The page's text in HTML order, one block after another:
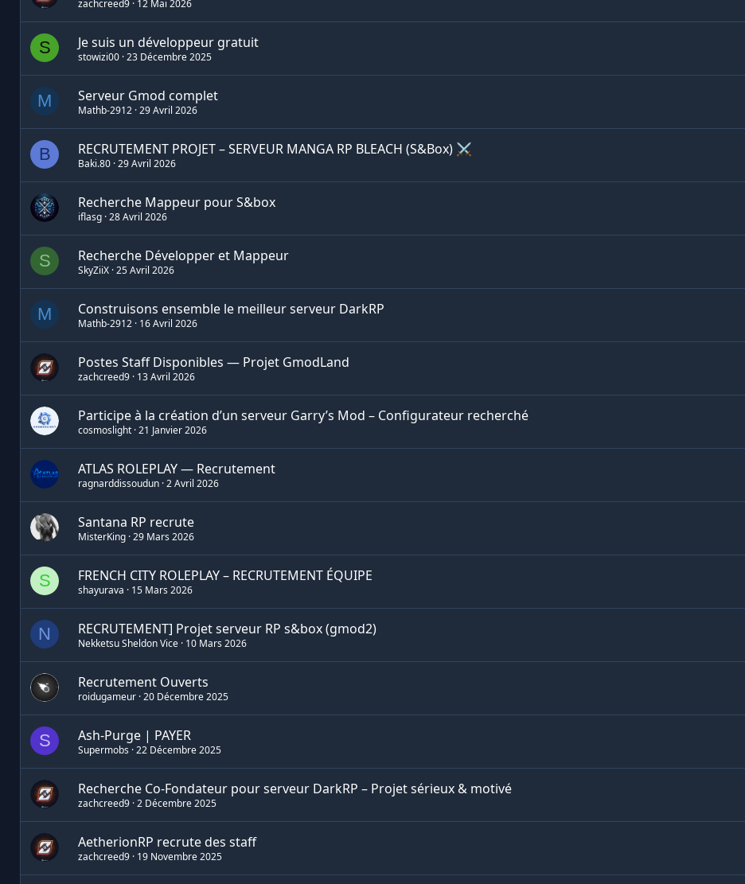
zachcreed9 12 Mai 2026
S Je suis un développeur gratuit
stowizi00 23 Décembre 2025
M Serveur Gmod complet
Mathb-2912 29 Avril 2026
B RECRUTEMENT PROJET – SERVEUR MANGA RP BLEACH (S&Box) ⚔️
Baki.80 29 Avril 2026
Recherche Mappeur pour S&box
iflasg 28 Avril 2026
S Recherche Développer et Mappeur
SkyZiiX 25 Avril 2026
M Construisons ensemble le meilleur serveur DarkRP
Mathb-2912 16 Avril 2026
Postes Staff Disponibles — Projet GmodLand
zachcreed9 13 Avril 2026
Participe à la création d’un serveur Garry’s Mod – Configurateur recherché
cosmoslight 21 Janvier 2026
ATLAS ROLEPLAY — Recrutement
ragnarddissoudun 2 Avril 2026
Santana RP recrute
MisterKing 29 Mars 2026
S FRENCH CITY ROLEPLAY – RECRUTEMENT ÉQUIPE
shayurava 15 Mars 2026
N RECRUTEMENT] Projet serveur RP s&box (gmod2)
Nekketsu Sheldon Vice 10 Mars 2026
Recrutement Ouverts
roidugameur 20 Décembre 2025
S Ash-Purge | PAYER
Supermobs 22 Décembre 2025
Recherche Co-Fondateur pour serveur DarkRP – Projet sérieux & motivé
zachcreed9 2 Décembre 2025
AetherionRP recrute des staff
zachcreed9 19 Novembre 2025